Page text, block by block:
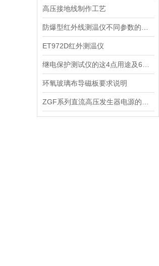
高压接地线制作工艺
ET972D红外测温仪
环氧玻璃布导磁板要求说明